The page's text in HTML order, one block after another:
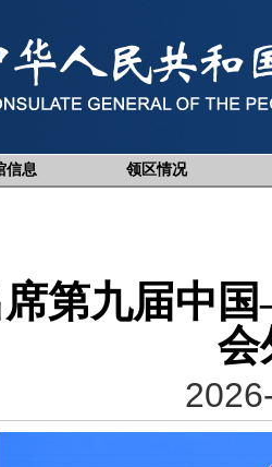
信息 领区情况
第九届中
会